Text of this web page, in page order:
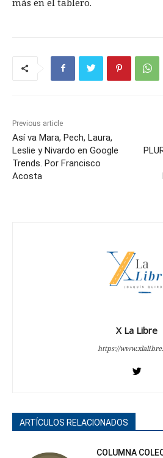
Previous article
Así va Mara, Pech, Laura,
Leslie y Nivardo en Google
Trends. Por Francisco
Acosta
X La Libre
https://
ARTÍCULOS RELACIONADOS
COLUMNA